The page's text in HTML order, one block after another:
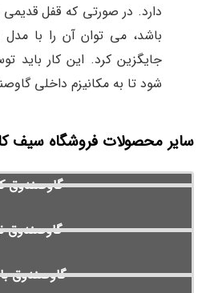
دارد. در صورتی که قفل قدیمی
باشد، می توان آن را با مدل
جایگزین کرد. این کار
شود تا به مکانیزم داخلی
سایر محصولات فروشگاه سیف
گاوصندوق
گاوصندوق
گاوصندوق